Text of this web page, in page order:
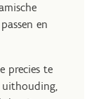
en
precies te
uithouding,